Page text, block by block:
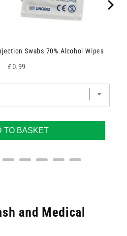
Swabs 70% Alcohol Wipes
Price
£0.99
TO BASKET
and Medical